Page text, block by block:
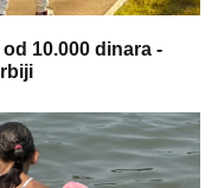
10.000 dinara -